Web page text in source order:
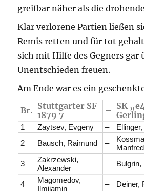
greifbar näher als die
Klar verlorene Partien ließen
Remis retten und für tot
sich mit Hilfe des Gegners gar
Unentschieden freuen.
Am Ende war es ein
Br. Stuttgarter SF
1879 7
– SK
1 Zaytsev, Evgeny –
2
Bausch, Raimund –
Manfred
3
Zakrzewski,
Alexander
– Bulgrin,
4
Magomedov,
Ilmijamin
– Deiner,